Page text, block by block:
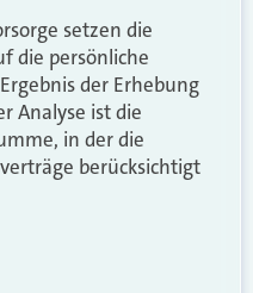
setzen die
die persönliche
der Erhebung
Analyse ist die
in der die
berücksichtigt